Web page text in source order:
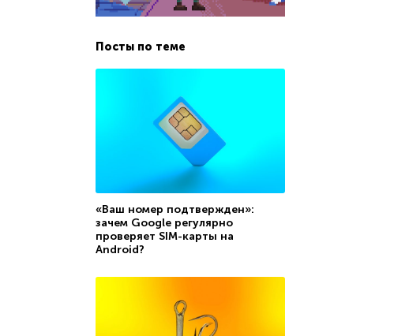
Посты по теме
«Ваш номер подтвержден»:
зачем Google регулярно
проверяет SIM-карты на
Android?